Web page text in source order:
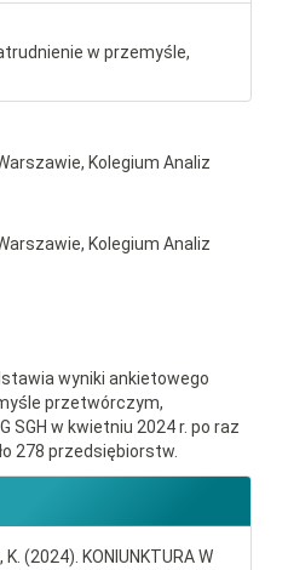
w przemyśle,
Kolegium Analiz
Kolegium Analiz
wyniki ankietowego
przetwórczym,
SGH w kwietniu 2024 r. po raz
278 przedsiębiorstw.
(2024). KONIUNKTURA W